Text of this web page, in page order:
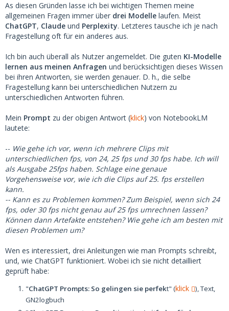
As diesen Gründen lasse ich bei wichtigen Themen meine
allgemeinen Fragen immer über drei Modelle laufen. Meist
ChatGPT, Claude und Perplexity. Letzteres tausche ich je nach
Fragestellung oft für ein anderes aus.
Ich bin auch überall als Nutzer angemeldet. Die guten KI-Modelle
lernen aus meinen Anfragen und berücksichtigen dieses Wissen
bei ihren Antworten, sie werden genauer. D. h., die selbe
Fragestellung kann bei unterschiedlichen Nutzern zu
unterschiedlichen Antworten führen.
Mein Prompt zu der obigen Antwort (klick) von NotebookLM
lautete:
-- Wie gehe ich vor, wenn ich mehrere Clips mit
unterschiedlichen fps, von 24, 25 fps und 30 fps habe. Ich will
als Ausgabe 25fps haben. Schlage eine genaue
Vorgehensweise vor, wie ich die Clips auf 25. fps erstellen
kann.
-- Kann es zu Problemen kommen? Zum Beispiel, wenn sich 24
fps, oder 30 fps nicht genau auf 25 fps umrechnen lassen?
Können dann Artefakte entstehen? Wie gehe ich am besten mit
diesen Problemen um?
Wen es interessiert, drei Anleitungen wie man Prompts schreibt,
und, wie ChatGPT funktioniert. Wobei ich sie nicht detailliert
geprüft habe:
"ChatGPT Prompts: So gelingen sie perfekt" (klick
), Text,
GN2logbuch